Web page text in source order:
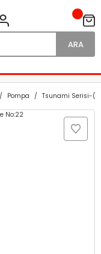
ARA
Pompa Tsunami Serisi-